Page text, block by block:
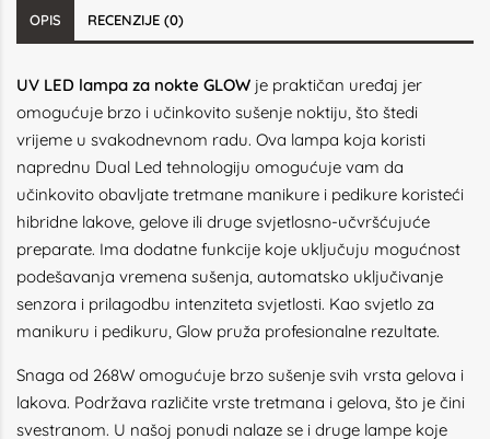
OPIS RECENZIJE (0)
UV LED lampa za nokte GLOW je praktičan uređaj jer
omogućuje brzo i učinkovito sušenje noktiju, što štedi
vrijeme u svakodnevnom radu. Ova lampa koja koristi
naprednu Dual Led tehnologiju omogućuje vam da
učinkovito obavljate tretmane manikure i pedikure koristeći
hibridne lakove, gelove ili druge svjetlosno-učvršćujuće
preparate. Ima dodatne funkcije koje uključuju mogućnost
podešavanja vremena sušenja, automatsko uključivanje
senzora i prilagodbu intenziteta svjetlosti. Kao svjetlo za
manikuru i pedikuru, Glow pruža profesionalne rezultate.
Snaga od 268W omogućuje brzo sušenje svih vrsta gelova i
lakova. Podržava različite vrste tretmana i gelova, što je čini
svestranom. U našoj ponudi nalaze se i druge lampe koje